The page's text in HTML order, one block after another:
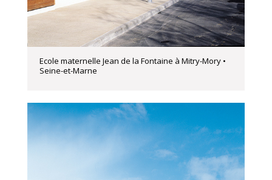
Ecole maternelle Jean de la Fontaine à Mitry-Mory •
Seine-et-Marne